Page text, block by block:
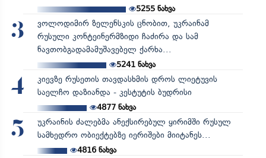
5255ნახვა
3
ვოლოდიმირ ზელენსკის ცნობით, უკრაინამ
რუსული კონტეინერმზიდი ჩაძირა და სამ
ნავთობგადამამუშავებელ ქარხა...
5241ნახვა
4
კიევზე რუსეთის თავდასხმის დროს ლიეტუვის
საელჩო დაზიანდა - კესტუტის ბუდრისი
4877ნახვა
5
უკრაინის ძალებმა ანექსირებულ ყირიმში რუსულ
სამხედრო ობიექტებზე იერიშები მიიტანეს...
4816ნახვა